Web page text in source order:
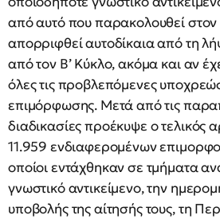
από αυτό που παρακολουθεί στον
απορριφθεί αυτοδίκαια από τη
από τον Β’ Κύκλο, ακόμα και αν
όλες τις προβλεπόμενες
επιμόρφωσης. Μετά από τις
διαδικασίες προέκυψε ο τελικός
11.959 ενδιαφερομένων
οποίοι εντάχθηκαν σε τμήματα
γνωστικό αντικείμενο, την
υποβολής της αίτησής τους, τη